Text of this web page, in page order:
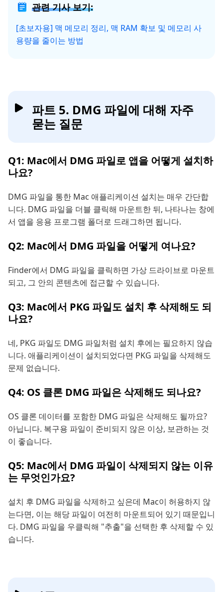
관련 기사 보기:
[초보자용] 맥 메모리 정리, 맥 RAM 확보 및 메모리 사
용량을 줄이는 방법
파트 5. DMG 파일에 대해 자주
묻는 질문
Q1: Mac에서 DMG 파일로 앱을 어떻게 설치하
나요?
DMG 파일을 통한 Mac 애플리케이션 설치는 매우 간단합
니다. DMG 파일을 더블 클릭해 마운트한 뒤, 나타나는 창에
서 앱을 응용 프로그램 폴더로 드래그하면 됩니다.
Q2: Mac에서 DMG 파일을 어떻게 여나요?
Finder에서 DMG 파일을 클릭하면 가상 드라이브로 마운트
되고, 그 안의 콘텐츠에 접근할 수 있습니다.
Q3: Mac에서 PKG 파일도 설치 후 삭제해도 되
나요?
네, PKG 파일도 DMG 파일처럼 설치 후에는 필요하지 않습
니다. 애플리케이션이 설치되었다면 PKG 파일을 삭제해도
문제 없습니다.
Q4: OS 클론 DMG 파일은 삭제해도 되나요?
OS 클론 데이터를 포함한 DMG 파일은 삭제해도 될까요?
아닙니다. 복구용 파일이 준비되지 않은 이상, 보관하는 것
이 좋습니다.
Q5: Mac에서 DMG 파일이 삭제되지 않는 이유
는 무엇인가요?
설치 후 DMG 파일을 삭제하고 싶은데 Mac이 허용하지 않
는다면, 이는 해당 파일이 여전히 마운트되어 있기 때문입니
다. DMG 파일을 우클릭해 "추출"을 선택한 후 삭제할 수 있
습니다.